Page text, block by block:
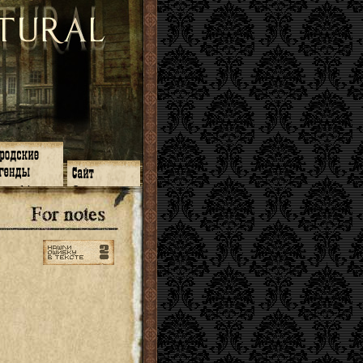
14
13
11
12
9
6
О нас
ЧаВо
Поиск
Ссылки
Карта сайта